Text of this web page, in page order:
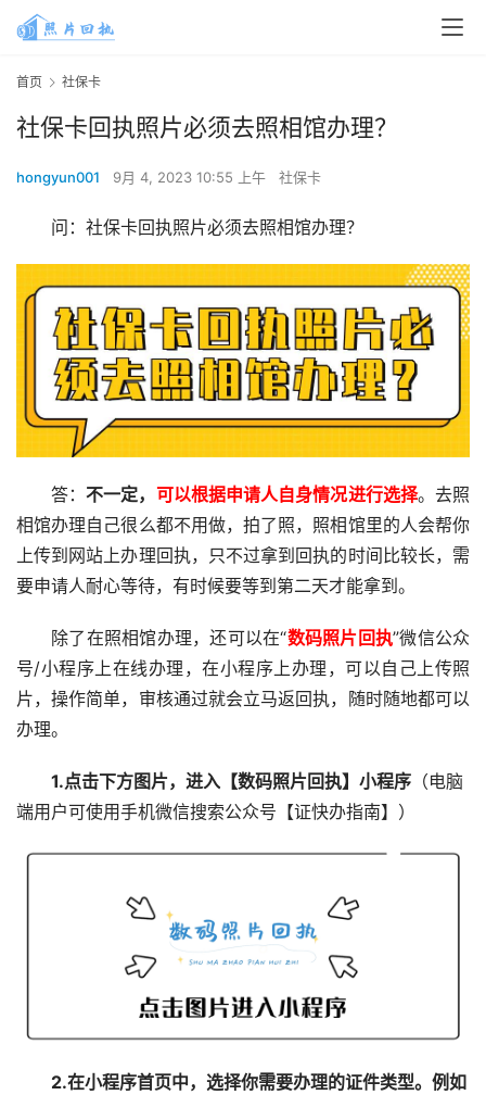
首页 社保卡
社保卡回执照片必须去照相馆办理？
hongyun001 9月 4, 2023 10:55 上午 社保卡
问：社保卡回执照片必须去照相馆办理？
答：不一定， 可以根据申请人自身情况进行选择。去照
相馆办理自己很么都不用做，拍了照，照相馆里的人会帮你
上传到网站上办理回执，只不过拿到回执的时间比较长，需
要申请人耐心等待，有时候要等到第二天才能拿到。
除了在照相馆办理，还可以在“数码照片回执”微信公众
号/小程序上在线办理，在小程序上办理，可以自己上传照
片，操作简单，审核通过就会立马返回执，随时随地都可以
办理。
1.点击下方图片，进入【数码照片回执】小程序 （电脑
端用户可使用手机微信搜索公众号【证快办指南】）
2.在小程序首页中，选择你需要办理的证件类型。例如